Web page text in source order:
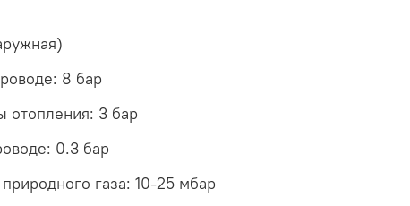
8 бар
отопления: 3 бар
0.3 бар
газа: 10-25 мбар